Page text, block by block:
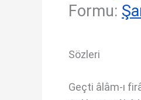
Formu:
Sözleri
Geçti âlâm-ı